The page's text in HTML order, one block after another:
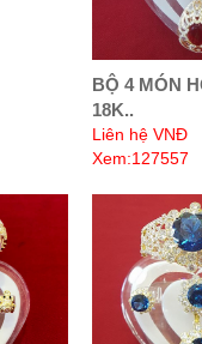
BỘ 4 MÓN
18K..
Liên hệ VNĐ
Xem:127557